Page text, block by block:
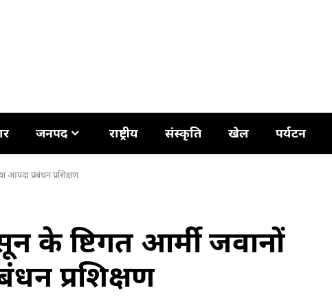
जनपद राष्ट्रीय संस्कृति खेल पर्यटन
आपदा प्रबंधन प्रशिक्षण
के दृष्टिगत आर्मी जवानों
प्रशिक्षण